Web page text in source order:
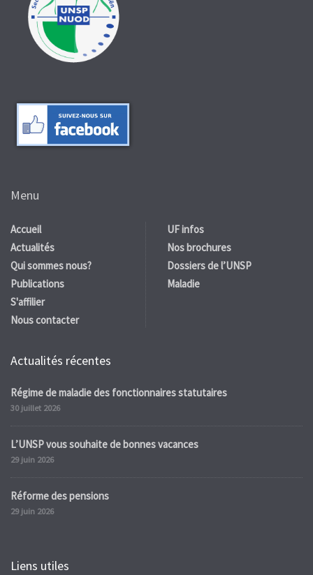
Menu
Accueil
Actualités
Qui sommes nous?
Publications
S'affilier
Nous contacter
UF infos
Nos brochures
Dossiers de l’UNSP
Maladie
Actualités récentes
Régime de maladie des fonctionnaires statutaires
30 juillet 2026
L’UNSP vous souhaite de bonnes vacances
29 juin 2026
Réforme des pensions
29 juin 2026
Liens utiles